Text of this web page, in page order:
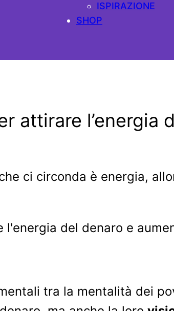
ISPIRAZIONE
SHOP
attirare l’energia
ci circonda è energia,
tra la mentalità dei